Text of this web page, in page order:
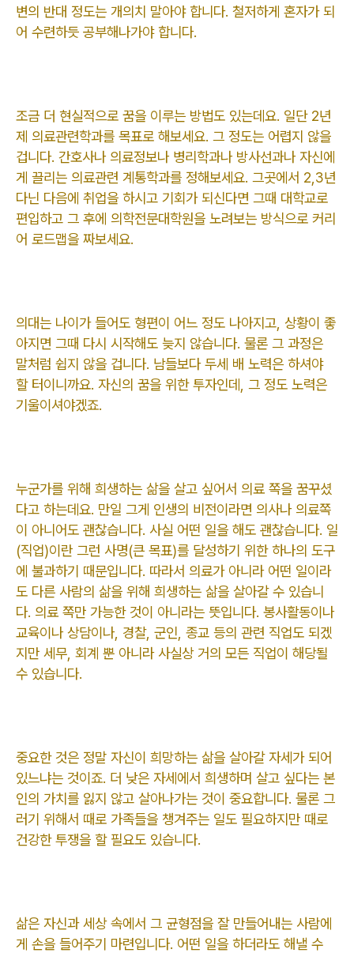
변의 반대 정도는 개의치 말아야 합니다. 철저하게 혼자가 되
어 수련하듯 공부해나가야 합니다.
조금 더 현실적으로 꿈을 이루는 방법도 있는데요. 일단 2년
제 의료관련학과를 목표로 해보세요. 그 정도는 어렵지 않을
겁니다. 간호사나 의료정보나 병리학과나 방사선과나 자신에
게 끌리는 의료관련 계통학과를 정해보세요. 그곳에서 2,3년
다닌 다음에 취업을 하시고 기회가 되신다면 그때 대학교로
편입하고 그 후에 의학전문대학원을 노려보는 방식으로 커리
어 로드맵을 짜보세요.
의대는 나이가 들어도 형편이 어느 정도 나아지고, 상황이 좋
아지면 그때 다시 시작해도 늦지 않습니다. 물론 그 과정은
말처럼 쉽지 않을 겁니다. 남들보다 두세 배 노력은 하셔야
할 터이니까요. 자신의 꿈을 위한 투자인데, 그 정도 노력은
기울이셔야겠죠.
누군가를 위해 희생하는 삶을 살고 싶어서 의료 쪽을 꿈꾸셨
다고 하는데요. 만일 그게 인생의 비전이라면 의사나 의료쪽
이 아니어도 괜찮습니다. 사실 어떤 일을 해도 괜찮습니다. 일
(직업)이란 그런 사명(큰 목표)를 달성하기 위한 하나의 도구
에 불과하기 때문입니다. 따라서 의료가 아니라 어떤 일이라
도 다른 사람의 삶을 위해 희생하는 삶을 살아갈 수 있습니
다. 의료 쪽만 가능한 것이 아니라는 뜻입니다. 봉사활동이나
교육이나 상담이나, 경찰, 군인, 종교 등의 관련 직업도 되겠
지만 세무, 회계 뿐 아니라 사실상 거의 모든 직업이 해당될
수 있습니다.
중요한 것은 정말 자신이 희망하는 삶을 살아갈 자세가 되어
있느냐는 것이죠. 더 낮은 자세에서 희생하며 살고 싶다는 본
인의 가치를 잃지 않고 살아나가는 것이 중요합니다. 물론 그
러기 위해서 때로 가족들을 챙겨주는 일도 필요하지만 때로
건강한 투쟁을 할 필요도 있습니다.
삶은 자신과 세상 속에서 그 균형점을 잘 만들어내는 사람에
게 손을 들어주기 마련입니다. 어떤 일을 하더라도 해낼 수